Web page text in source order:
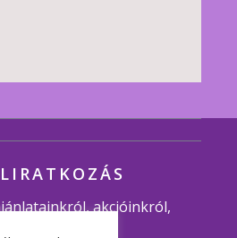
akcióinkról,